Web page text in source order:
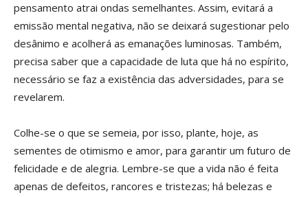
pensamento atrai ondas semelhantes. Assim, evitará a
emissão mental negativa, não se deixará sugestionar pelo
desânimo e acolherá as emanações luminosas. Também,
precisa saber que a capacidade de luta que há no espírito,
necessário se faz a existência das adversidades, para se
revelarem.
Colhe-se o que se semeia, por isso, plante, hoje, as
sementes de otimismo e amor, para garantir um futuro de
felicidade e de alegria. Lembre-se que a vida não é feita
apenas de defeitos, rancores e tristezas; há belezas e